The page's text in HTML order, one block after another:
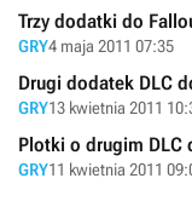
Trzy dodatki do
GRY4 maja 2011 07:35
Drugi dodatek DLC
GRY13 kwietnia 2011
Plotki o drugim DLC
GRY11 kwietnia 2011